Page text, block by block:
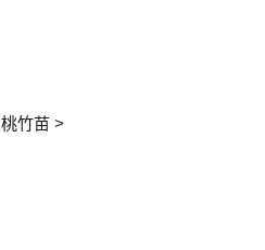
桃竹苗 >